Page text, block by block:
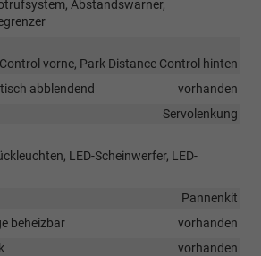
Abstandswarner,
vorne, Park Distance Control hinten
abblendend
vorhanden
Servolenkung
LED-Scheinwerfer, LED-
Pannenkit
beheizbar
vorhanden
vorhanden